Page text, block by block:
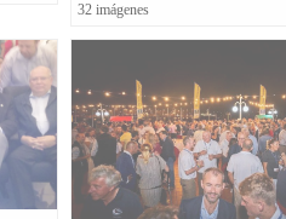
32 imágenes